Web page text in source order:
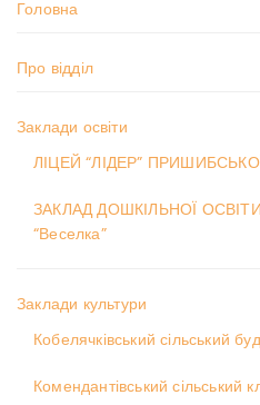
Головна
Про відділ
Заклади освіти
ЛІЦЕЙ “ЛІДЕР”
ЗАКЛАД ДОШКІЛЬНОЇ ОСВІТИ
“Веселка”
Заклади культури
Кобелячківський сільський
Комендантівський сільський